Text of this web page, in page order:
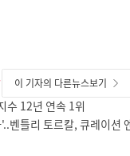
이 기자의 다른뉴스보기
수 12년 연속 1위
벤틀리 토르칼, 큐레이션